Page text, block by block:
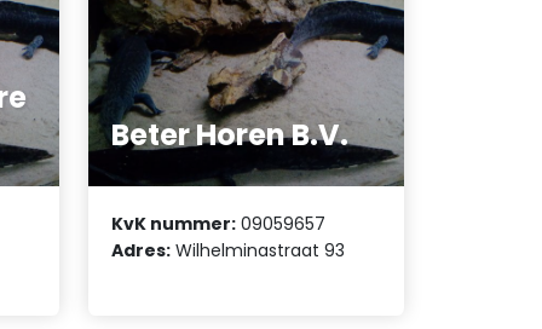
Beter Horen B.V.
KvK nummer: 09059657
Adres: Wilhelminastraat 93